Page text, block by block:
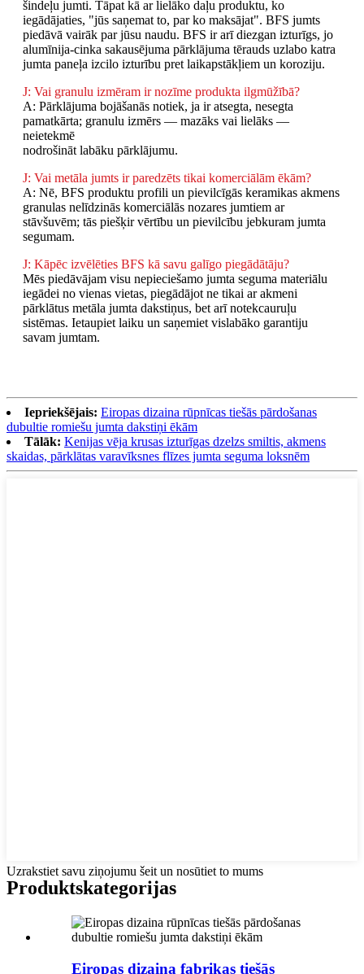
šindeļu jumti. Tāpat kā ar lielāko daļu produktu, ko
iegādājaties, "jūs saņemat to, par ko maksājat". BFS jumts
piedāvā vairāk par jūsu naudu. BFS ir arī diezgan izturīgs, jo
alumīnija-cinka sakausējuma pārklājuma tērauds uzlabo katra
jumta paneļa izcilo izturību pret laikapstākļiem un koroziju.
J: Vai granulu izmēram ir nozīme produkta ilgmūžībā?
A: Pārklājuma bojāšanās notiek, ja ir atsegta, nesegta
pamatkārta; granulu izmērs — mazāks vai lielāks —
neietekmē
nodrošināt labāku pārklājumu.
J: Vai metāla jumts ir paredzēts tikai komerciālām ēkām?
A: Nē, BFS produktu profili un pievilcīgās keramikas akmens
granulas nelīdzinās komerciālās nozares jumtiem ar
stāvšuvēm; tās piešķir vērtību un pievilcību jebkuram jumta
segumam.
J: Kāpēc izvēlēties BFS kā savu galīgo piegādātāju?
Mēs piedāvājam visu nepieciešamo jumta seguma materiālu
iegādei no vienas vietas, piegādājot ne tikai ar akmeni
pārklātus metāla jumta dakstiņus, bet arī notekcauruļu
sistēmas. Ietaupiet laiku un saņemiet vislabāko garantiju
savam jumtam.
Iepriekšējais: Eiropas dizaina rūpnīcas tiešās pārdošanas
dubultie romiešu jumta dakstiņi ēkām
Tālāk: Kenijas vēja krusas izturīgas dzelzs smiltis, akmens
skaidas, pārklātas varavīksnes flīzes jumta seguma loksnēm
Uzrakstiet savu ziņojumu šeit un nosūtiet to mums
Produktskategorijas
Eiropas dizaina fabrikas tiešās